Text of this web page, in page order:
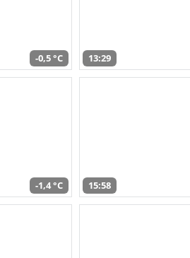
-0,5 °C 13:29
-1,4 °C 15:58